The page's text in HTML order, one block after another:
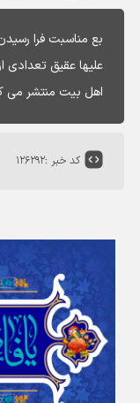
بع مناسبت فرا
علیها عقیق تعدادی
اهل بیت منتشر می
کد خبر :۱۲۶۲۹۲